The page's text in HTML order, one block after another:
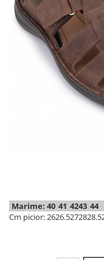
Doss
Vesna
Dr. Feet
Marime: 40 41 4243 44
Cm picior:2626.5272828.5